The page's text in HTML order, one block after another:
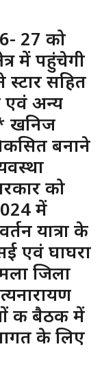
27 को
में पहुंचेगी
सहित
एवं अन्य
खनिज
बनाने
को
में
यात्रा के
एवं घाघरा
जिला
की बैठक में
के लिए